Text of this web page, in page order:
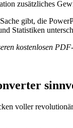
zusätzliches
gibt, die
Statistiken
kostenlosen
voller